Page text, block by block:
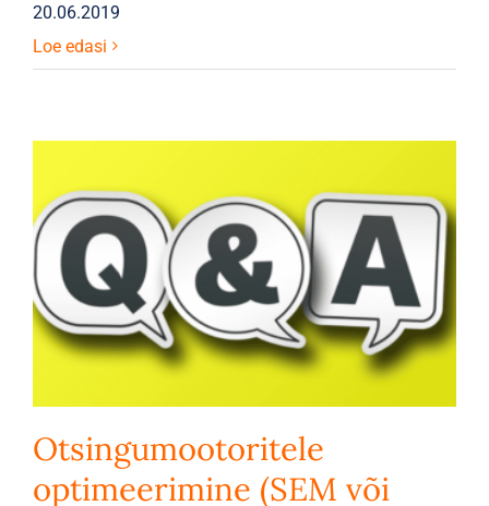
20.06.2019
Loe edasi
Otsingumootoritele
optimeerimine (SEM või